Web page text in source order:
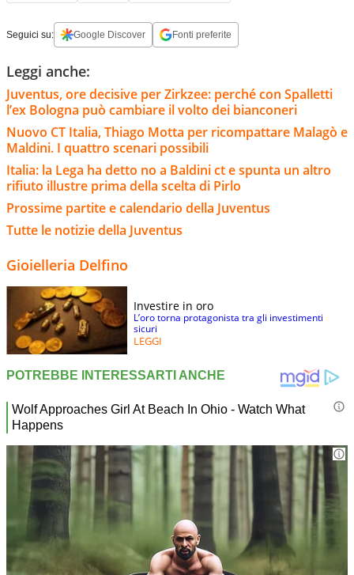
Seguici su: Google Discover Fonti preferite
Leggi anche:
Juventus, ore decisive per Zirkzee: perché con Spalletti
l’ex Bologna può cambiare il volto dei bianconeri
Nuovo CT Italia, Thiago Motta per ricompattare Malagò e
Maldini. I quattro scenari possibili
Italia: la Lega ha detto no a Baldini ct e spunta un altro
rifiuto illustre prima della scelta di Pirlo
Prossime partite e calendario della Juventus
Tutte le notizie della Juventus
Gioielleria Delfino
Investire in oro
L’oro torna protagonista tra gli investimenti
sicuri
LEGGI